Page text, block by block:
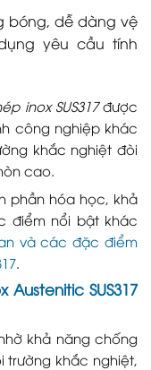
bóng, dễ dàng vệ
yêu cầu tính
inox SUS317được
công nghiệp khác
khắc nghiệt đòi
cao.
phần hóa học, khả
điểm nổi bật khác
và các đặc điểm
.
SUS317
khả năng chống
khắc nghiệt,